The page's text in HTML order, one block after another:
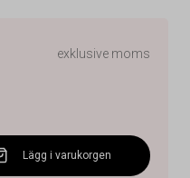
exklusive moms
Lägg i varukorgen